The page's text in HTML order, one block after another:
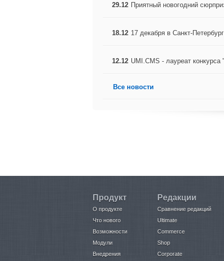
29.12 Приятный новогодний
18.12 17 декабря в Санкт-
12.12 UMI.CMS - лауреат конкурса
Все новости
Продукт
О продукте
Что нового
Возможности
Модули
Внедрения
Редакции
Сравнение редакций
Ultimate
Commerce
Shop
Corporate